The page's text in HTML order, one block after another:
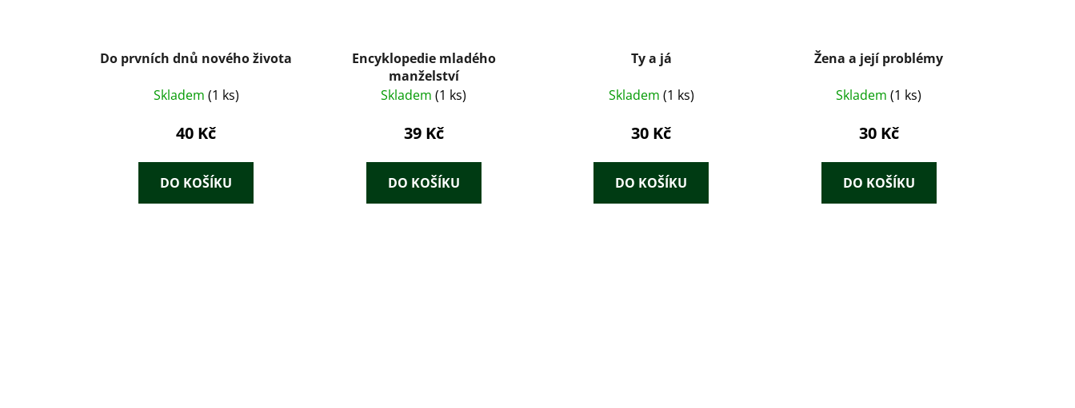
Do prvních dnů nového života
Skladem (1 ks)
40 Kč
DO KOŠÍKU
Encyklopedie mladého
manželství
Skladem(1 ks)
39 Kč
DO KOŠÍKU
Ty a já
Skladem (1 ks)
30 Kč
DO KOŠÍKU
Žena a její problémy
Skladem(1 ks)
30 Kč
DO KOŠÍKU